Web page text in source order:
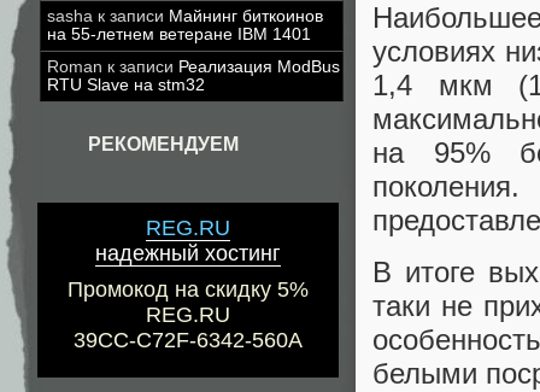
sasha к записи Майнинг биткоинов
на 55-летнем ветеране IBM 1401
Roman к записи Реализация ModBus
RTU Slave на stm32
РЕКОМЕНДУЕМ
REG.RU
надежный хостинг
Промокод на скидку 5%
REG.RU
39CC-C72F-6342-560A
условиях
1,4 мкм
на 95%
В итоге
таки не
белыми